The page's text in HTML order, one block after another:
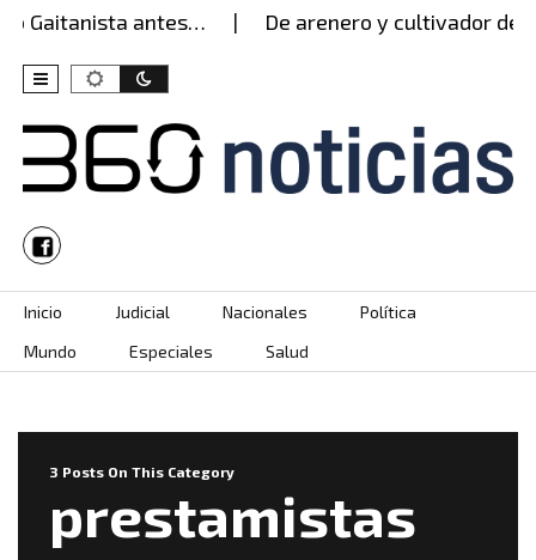
Gaitanista antes… De arenero y cultivador de
Skip to content
Inicio Judicial Nacionales
Política
Mundo
Especiales Salud
3 Posts On This Category
prestamistas